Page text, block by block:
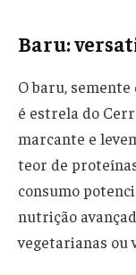
Baru:
O baru,
é estrela do
marcante e
teor de
consumo
nutrição
vegetarianas ou